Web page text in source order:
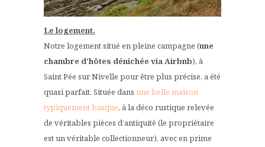
Le logement.
Notre logement situé en pleine campagne (une
chambre d’hôtes dénichée via Airbnb), à
Saint Pée sur Nivelle pour être plus précise, a été
quasi parfait. Située dans une belle maison
typiquement basque, à la déco rustique relevée
de véritables pièces d’antiquité (le propriétaire
est un véritable collectionneur), avec en prime